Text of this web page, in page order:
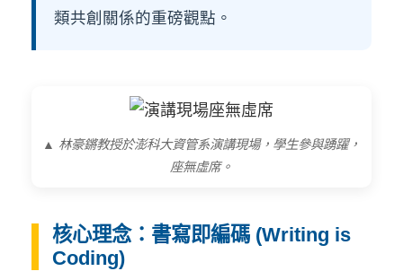
類共創關係的重磅觀點。
▲ 林豪鏘教授於澎科大資管系演講現場，學生參與踴躍，
座無虛席。
核心理念：書寫即編碼 (Writing is
Coding)